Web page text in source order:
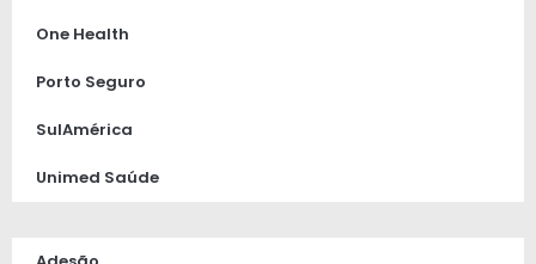
One Health
Porto Seguro
SulAmérica
Unimed Saúde